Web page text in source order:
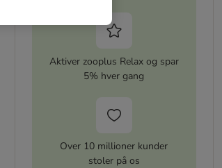
Aktiver zooplus Relax og spar
5% hver gang
Over 10 millioner kunder
stoler på os